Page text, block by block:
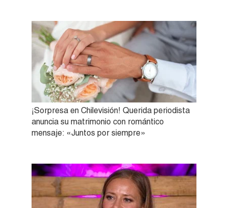
¡Sorpresa en Chilevisión! Querida periodista
anuncia su matrimonio con romántico
mensaje: «Juntos por siempre»